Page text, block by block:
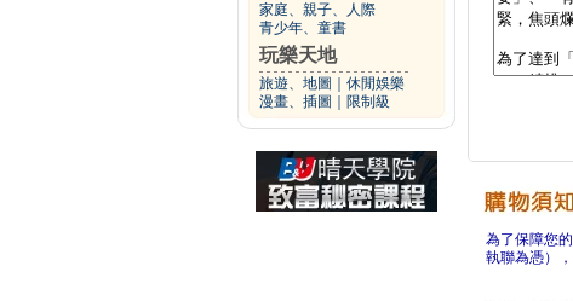
家庭、親子、人際
青少年、童書
玩樂天地
旅遊、地圖
休閒娛樂
漫畫、插圖
限制級
為了保障您
執聯為憑）